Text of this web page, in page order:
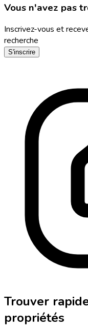
Vous n'avez pas
Inscrivez-vous et
recherche
S'inscrire
Trouver
propriétés